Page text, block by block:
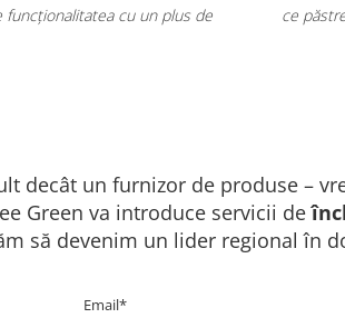
care se amortizează rapid!
decât un furnizor de produse –
Green va introduce servicii de
să devenim un lider regional în
Email*